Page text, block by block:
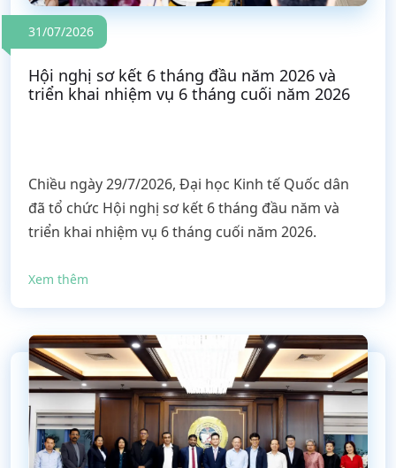
31/07/2026
Hội nghị sơ kết 6 tháng đầu năm 2026 và
triển khai nhiệm vụ 6 tháng cuối năm 2026
Chiều ngày 29/7/2026, Đại học Kinh tế Quốc dân
đã tổ chức Hội nghị sơ kết 6 tháng đầu năm và
triển khai nhiệm vụ 6 tháng cuối năm 2026.
Xem thêm